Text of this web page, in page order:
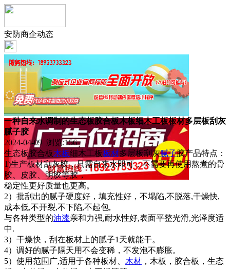
安防商企动态
一种自来水调制的生态板胶合板木板细木工板板材多层板刮灰
腻子胶
2024-04-09 浏览:156
生态板胶合板木板细木工板板材多层板刮灰腻子胶产品特点：
1)生产板材刮灰胶，只需自来水即可，不需要再使用熬煮的骨
胶、皮胶、明胶等胶，
稳定性更好质量也更高。
2）批刮出的腻子硬度好，填充性好，不塌陷,不脱落,干燥快,
成本低,不开裂,不下陷,不起包,
与各种类型的油漆亲和力强,耐水性好,表面平整光滑,光泽度适
中.
3）干燥快，刮在板材上的腻子1天就能干。
4）调好的腻子隔天用不会变稀，不发泡不膨胀。
5）使用范围广,适用于各种板材、 木材 ，木板，胶合板，生态